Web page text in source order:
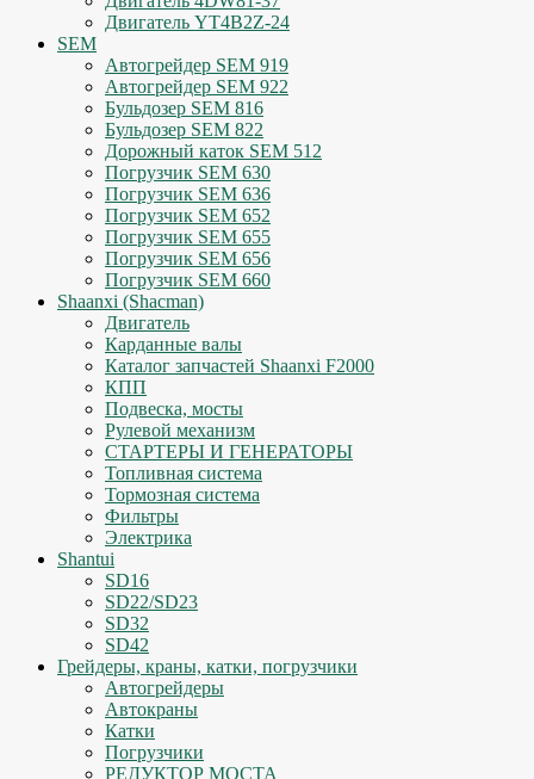
Двигатель YT4B2Z-24
SEM
Автогрейдер SEM 919
Автогрейдер SEM 922
Бульдозер SEM 816
Бульдозер SEM 822
Дорожный каток SEM 512
Погрузчик SEM 630
Погрузчик SEM 636
Погрузчик SEM 652
Погрузчик SEM 655
Погрузчик SEM 656
Погрузчик SEM 660
Shaanxi (Shacman)
Двигатель
Карданные валы
Каталог запчастей Shaanxi F2000
КПП
Подвеска, мосты
Рулевой механизм
СТАРТЕРЫ И ГЕНЕРАТОРЫ
Топливная система
Тормозная система
Фильтры
Электрика
Shantui
SD16
SD22/SD23
SD32
SD42
Грейдеры, краны, катки, погрузчики
Автогрейдеры
Автокраны
Катки
Погрузчики
РЕДУКТОР МОСТА